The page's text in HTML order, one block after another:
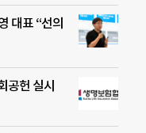
대표 “선의
공헌 실시